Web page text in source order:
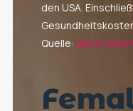
den USA.
Quelle: Mayo